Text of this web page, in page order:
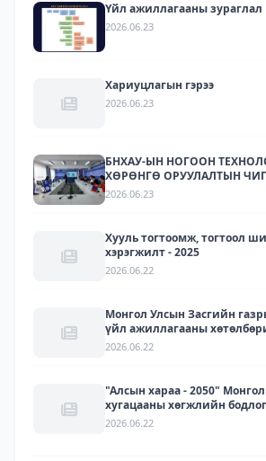
Үйл ажиллагааны зураглал
2026.06.23
Хариуцлагын гэрээ
2026.06.23
БНХАУ-ЫН НОГООН
ХӨРӨНГӨ ОРУУЛАЛТЫН
АЖИЛЛАГАА ЯВУУЛДАГ
2026.06.23
Хууль тогтоомж, тогтоол
хэрэгжилт - 2025
2026.06.22
Монгол Улсын Засгийн
үйл ажиллагааны
арга хэмжээний
2026.06.22
"Алсын хараа - 2050"
хугацааны хөгжлийн
2030 онд хэрэгжүүлэх
2026.06.22